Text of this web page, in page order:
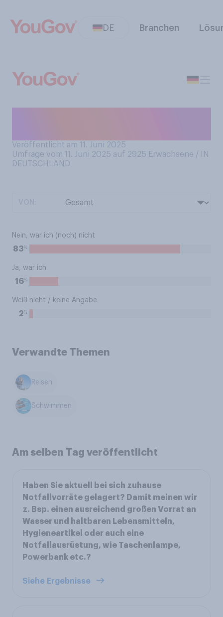
DE Branchen
Veröffentlicht am 11. Juni 2025
Umfrage vom 11. Juni 2025 auf 2925 Erwachsene / IN
DEUTSCHLAND
Nein, war ich (noch) nicht
83%
Ja, war ich
16%
Weiß nicht / keine Angabe
2%
Verwandte Themen
Reisen
Schwimmen
Am selben Tag veröffentlicht
Haben Sie aktuell bei sich zuhause
Notfallvorräte gelagert? Damit meinen wir
z. Bsp. einen ausreichend großen Vorrat an
Wasser und haltbaren Lebensmitteln,
Hygieneartikel oder auch eine
Notfallausrüstung, wie Taschenlampe,
Powerbank etc.?
Siehe Ergebnisse